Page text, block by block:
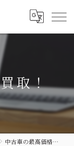
取！
中古車の最高価格買取！